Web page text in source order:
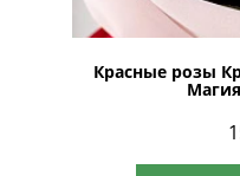
Красные розы